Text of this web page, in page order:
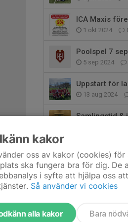
ICA Maxis
1 okt 2024
Poolspel 7
5 sep 2024
Uppstart för
13 aug 2024
Samlingstid &
22 dec 2023
kakor
oss av kakor (cookies)
ska fungera bra för dig. De
i syfte att hjälpa oss
Så använder vi cookies
alla kakor Bara